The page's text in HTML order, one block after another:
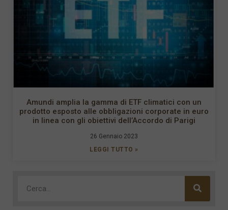
Amundi amplia la gamma di ETF climatici con un
prodotto esposto alle obbligazioni corporate in euro
in linea con gli obiettivi dell’Accordo di Parigi
26 Gennaio 2023
LEGGI TUTTO »